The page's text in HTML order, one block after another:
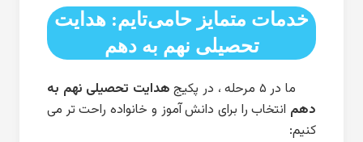
خدمات متمایز حامی‌تایم: هدایت
تحصیلی نهم به دهم
ما در ۵ مرحله ، در پکیج
هدایت تحصیلی نهم به
دهم انتخاب را برای دانش آموز و خانواده راحت تر می
کنیم: